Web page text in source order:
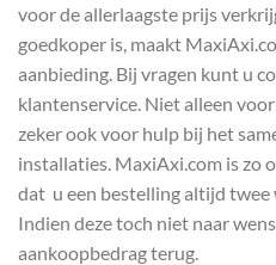
voor de allerlaagste prijs
goedkoper is, maakt
aanbieding. Bij vragen kunt u
klantenservice. Niet alleen
zeker ook voor hulp bij het
installaties. MaxiAxi.com is zo
dat u een bestelling altijd twee
Indien deze toch niet naar
aankoopbedrag terug.